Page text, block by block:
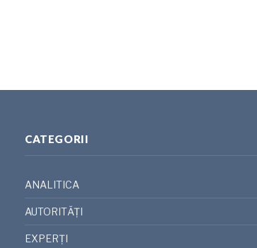
CATEGORII
ANALITICA
AUTORITĂȚI
EXPERȚI